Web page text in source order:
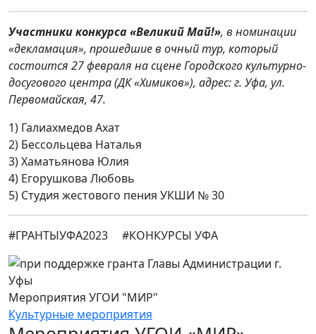
Участники конкурса «Великий Май!», в номинации
«декламация», прошедшие в очный тур, который
состоится 27 февраля на сцене Городского культурно-
досугового центра (ДК «Химиков»), адрес: г. Уфа, ул.
Первомайская, 47.
1) Галиахмедов Ахат
2) Бессольцева Наталья
3) Хаматьянова Юлия
4) Егорушкова Любовь
5) Студия жестового пения УКШИ № 30
#ГРАНТЫУФА2023 #КОНКУРСЫ УФА
Мероприятия УГОИ "МИР"
Культурные мероприятия